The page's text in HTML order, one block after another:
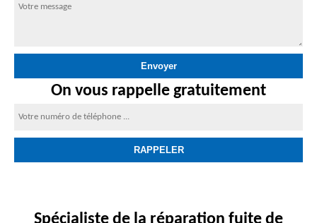
On vous rappelle gratuitement
Spécialiste de la réparation fuite de